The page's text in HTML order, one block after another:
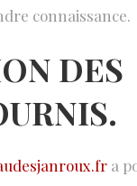
connaissance.
DES
a